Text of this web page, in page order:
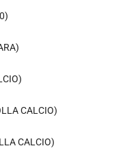
1980)
CALCIO)
CALCIO)
RIBOLLA CALCIO)